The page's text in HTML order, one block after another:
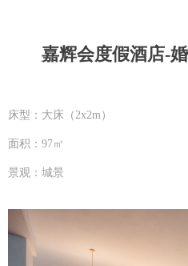
嘉辉会度假酒店-
床型：大床（2x2m）
面积：97㎡
景观：城景